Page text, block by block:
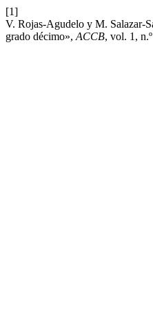
[1]
V. Rojas-Agudelo y M. Salazar-
grado décimo», ACCB, vol. 1,